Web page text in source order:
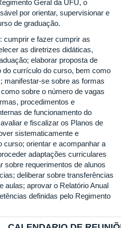
Geral da UFU, o
por orientar, supervisionar e
de graduação.
cumprir e fazer cumprir as
as diretrizes didáticas,
elaborar proposta de
do currículo do curso, bem como
manifestar-se sobre as formas
sobre o número de vagas
procedimentos e
de funcionamento do
e fiscalizar os Planos de
sistematicamente e
curso; orientar e acompanhar a
adaptações curriculares
sobre requerimentos de alunos
deliberar sobre transferências
aulas; aprovar o Relatório Anual
definidas pelo Regimento